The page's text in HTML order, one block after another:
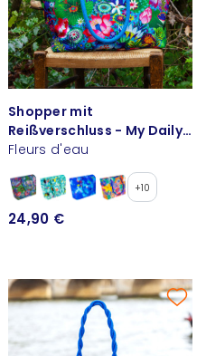
Shopper mit
Reißverschluss - My Daily
Bag
Fleurs d'eau
+10
24,90 €